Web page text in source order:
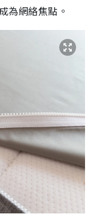
為網絡焦點。